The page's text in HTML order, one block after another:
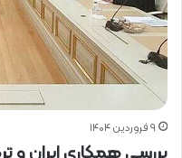
۹ فروردین ۱۴۰۴